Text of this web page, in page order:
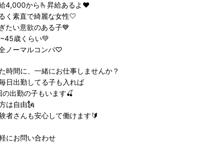
4,000から🫰昇給あるよ♥️
く素直で綺麗な女性🤍
たい意欲のある子💙
歳くらい💚
ノーマルコンパ♡
時間に、一緒にお仕事しませんか？
日出勤してる子も入れば
の出勤の子もいます🍒
は自由🗽
者さんも安心して働けます🔰
にお問い合わせ